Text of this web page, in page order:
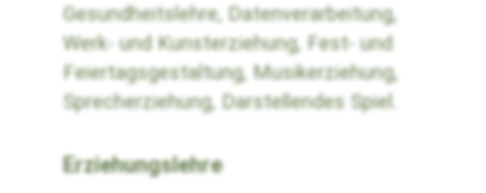
Gesundheitslehre, Datenverarbeitung,
Werk- und Kunsterziehung, Fest- und
Feiertagsgestaltung, Musikerziehung,
Sprecherziehung, Darstellendes Spiel.
Erziehungslehre